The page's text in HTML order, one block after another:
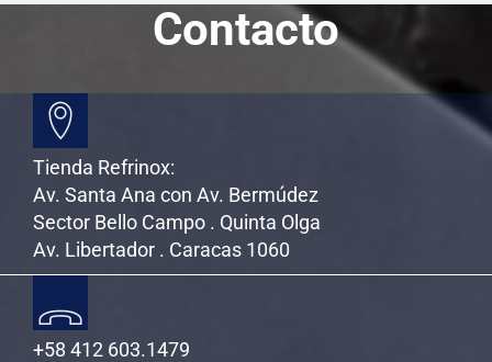
Contacto
Tienda Refrinox:
Av. Santa Ana con Av. Bermúdez
Sector Bello Campo . Quinta Olga
Av. Libertador . Caracas 1060
+58 412 603.1479